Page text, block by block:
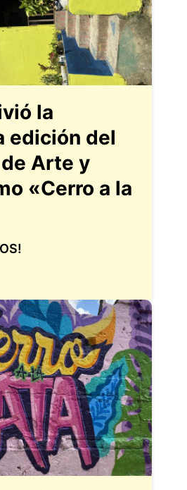
la
edición del
Arte y
«Cerro a la